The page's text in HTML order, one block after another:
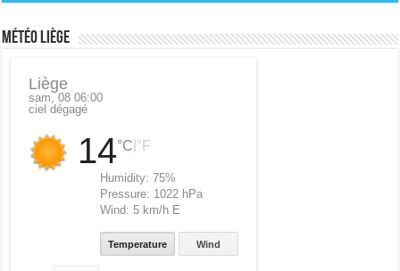
Météo Liège
Liège
sam, 08 06:00
ciel dégagé
14°C °F
Humidity:75%
Pressure: 1022 hPa
Wind:5 km/h E
Temperature Wind